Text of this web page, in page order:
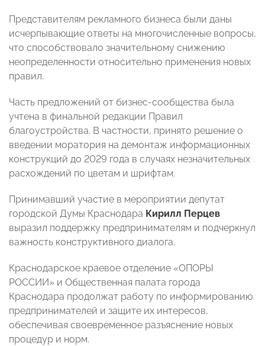
Представителям рекламного бизнеса были даны
исчерпывающие ответы на многочисленные вопросы,
что способствовало значительному снижению
неопределенности относительно применения новых
правил.
Часть предложений от бизнес-сообщества была
учтена в финальной редакции Правил
благоустройства. В частности, принято решение о
введении моратория на демонтаж информационных
конструкций до 2029 года в случаях незначительных
расхождений по цветам и шрифтам.
Принимавший участие в мероприятии депутат
городской Думы Краснодара Кирилл Перцев
выразил поддержку предпринимателям и подчеркнул
важность конструктивного диалога.
Краснодарское краевое отделение «ОПОРЫ
РОССИИ» и Общественная палата города
Краснодара продолжат работу по информированию
предпринимателей и защите их интересов,
обеспечивая своевременное разъяснение новых
процедур и норм.